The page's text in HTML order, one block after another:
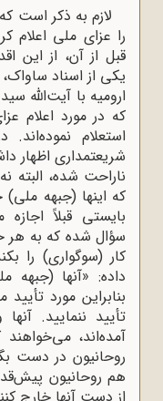
را عزای ملی اعلام
قبل از آن، از این
یکی از اسناد
ارومیه با آیت‌الله
استعلام
شریعتمداری اظهار
ناراحت شده،
که اینها (جبهه ملی)
بایستی قبلاً
سؤال شده که به هر
کار (سوگواری) را
داده: «آنها (جبهه
بنابراین مورد
تأیید ننمایید.
آمده‌اند، می‌خواهند
روحانیون در دست
هم روحانیون